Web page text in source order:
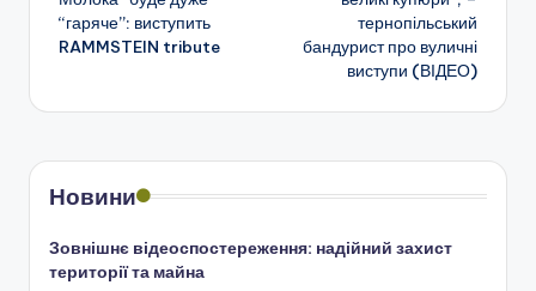
запису
“гаряче”: виступить
RAMMSTEIN tribute
тернопільський
бандурист про вуличні
виступи (ВІДЕО)
Новини
Зовнішнє відеоспостереження: надійний захист
території та майна